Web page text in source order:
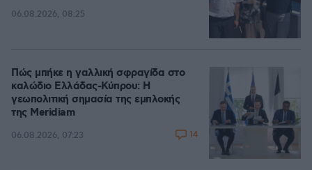
06.08.2026, 08:25
Πώς μπήκε η γαλλική σφραγίδα στο
καλώδιο Ελλάδας-Κύπρου: Η
γεωπολιτική σημασία της εμπλοκής
της Meridiam
06.08.2026, 07:23 14